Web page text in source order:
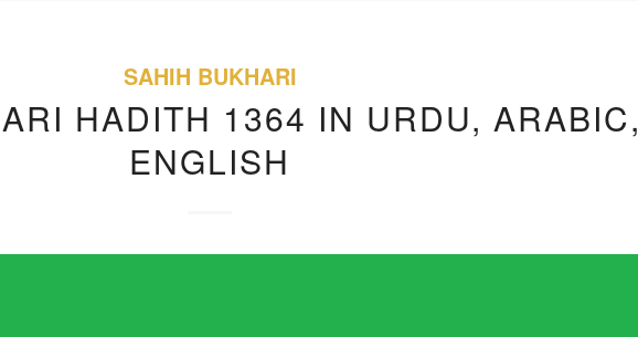
SAHIH BUKHARI
HADITH 1364 IN URDU, ARABIC,
ENGLISH